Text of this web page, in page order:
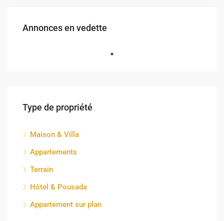
Annonces en vedette
Type de propriété
Maison & Villa
Appartements
Terrain
Hôtel & Pousada
Appartement sur plan